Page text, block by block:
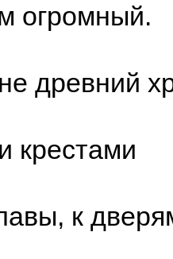
огромный.
древний
крестами
к